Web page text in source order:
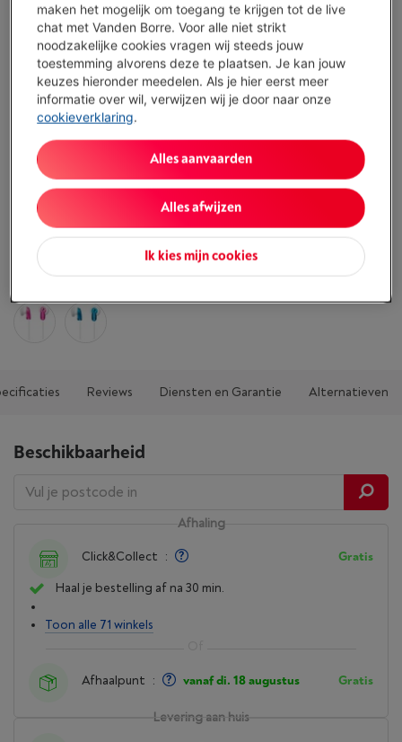
Troeven
Universele 3,5 mini jack aansluiting
Kabel van 1,2 meter
L-vormige stekker
Geen afstandsbediening of microfoon
Toon alle specificaties
Reviews Diensten en Garantie Alternatieven
Beschikbaarheid
Levering aan huis
Afhaling
Click&Collect : Gratis
Haal je bestelling af na 30 min.
Toon alle 71 winkels
Afhaalpunt : vanaf di. 18 augustus Gratis
maken het mogelijk om toegang te krijgen tot de live
chat met Vanden Borre. Voor alle niet strikt
noodzakelijke cookies vragen wij steeds jouw
toestemming alvorens deze te plaatsen. Je kan jouw
keuzes hieronder meedelen. Als je hier eerst meer
informatie over wil, verwijzen wij je door naar onze
cookieverklaring.
Ik kies mijn cookies
Alles afwijzen
Alles aanvaarden